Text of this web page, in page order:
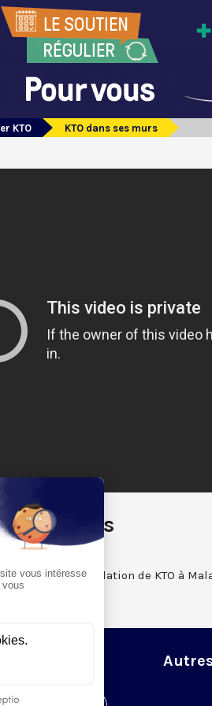
KTO KTO dans ses murs
ses murs
terminer l’installation de KTO à